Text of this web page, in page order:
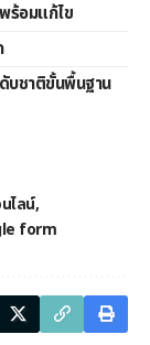
ร้อมแก้ไข
บชาติขั้นพื้นฐาน
ไลน์
form